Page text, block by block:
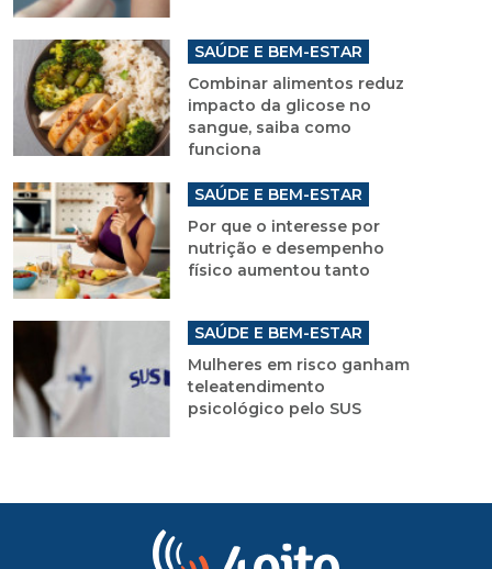
SAÚDE E BEM-ESTAR
Combinar alimentos reduz
impacto da glicose no
sangue, saiba como
funciona
SAÚDE E BEM-ESTAR
Por que o interesse por
nutrição e desempenho
físico aumentou tanto
SAÚDE E BEM-ESTAR
Mulheres em risco ganham
teleatendimento
psicológico pelo SUS